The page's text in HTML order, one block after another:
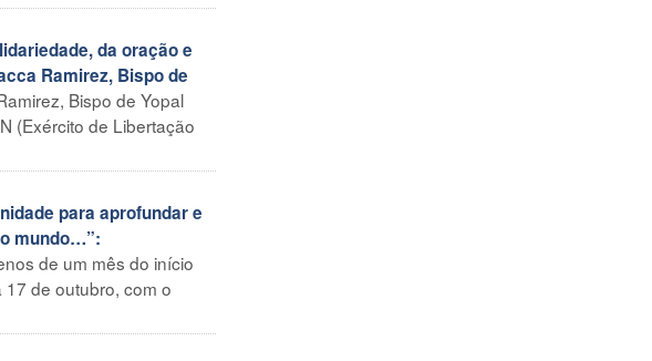
da oração e
Ramirez, Bispo de
Bispo de Yopal
(Exército de Libertação
para aprofundar e
mundo…”:
de um mês do início
de outubro, com o